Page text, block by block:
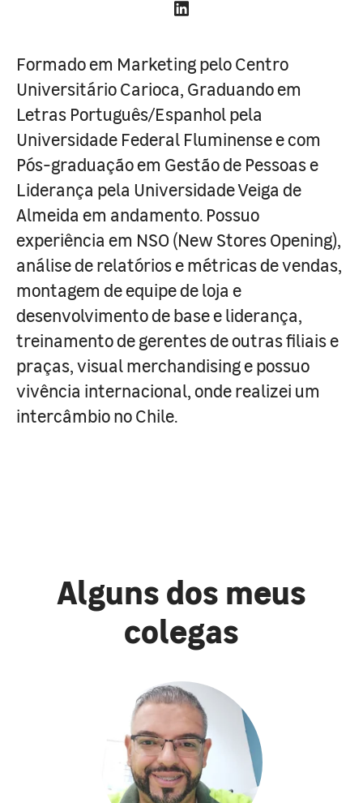
Formado em Marketing pelo Centro
Universitário Carioca, Graduando em
Letras Português/Espanhol pela
Universidade Federal Fluminense e com
Pós-graduação em Gestão de Pessoas e
Liderança pela Universidade Veiga de
Almeida em andamento. Possuo
experiência em NSO (New Stores Opening),
análise de relatórios e métricas de vendas,
montagem de equipe de loja e
desenvolvimento de base e liderança,
treinamento de gerentes de outras filiais e
praças, visual merchandising e possuo
vivência internacional, onde realizei um
intercâmbio no Chile.
Alguns dos meus
colegas